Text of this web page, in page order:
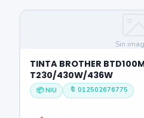
Sin
TINTA BROTHER
T230/430W/436W
📦 NIU 🔖 012502676775